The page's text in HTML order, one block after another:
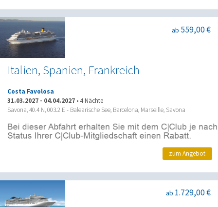
Italien, Spanien, Frankreich
ab 559,00 €
Costa Favolosa
31.03.2027 - 04.04.2027 •4 Nächte
Savona, 40.4 N, 003.2 E - Balearische See, Barcelona, Marseille, Savona
zum Angebot
ab 1.729,00 €